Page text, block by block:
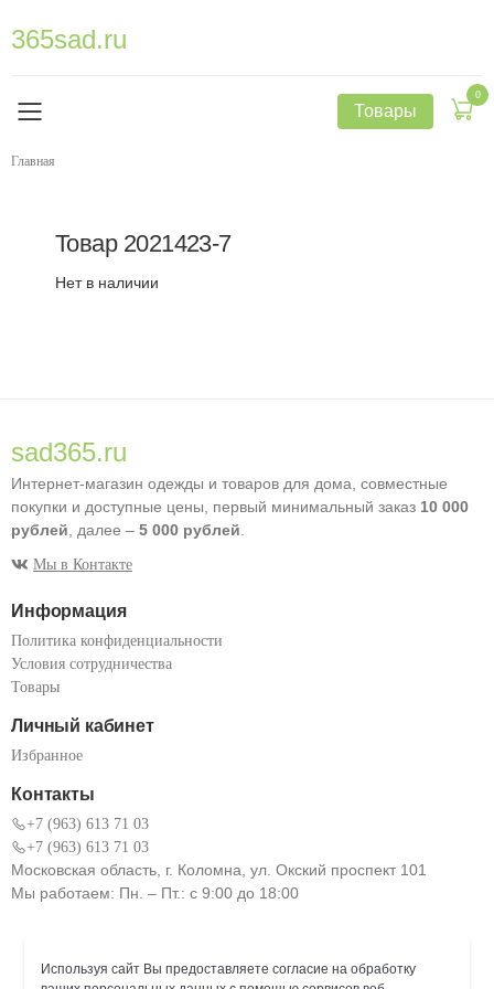
365sad.ru
Товары
0
Главная
Товар 2021423-7
Нет в наличии
sad365.ru
Интернет-магазин одежды и товаров для дома, совместные
покупки и доступные цены, первый минимальный заказ 10 000
рублей , далее – 5 000 рублей
Мы в Контакте
Информация
Политика конфиденциальности
Условия сотрудничества
Товары
Личный кабинет
Избранное
Контакты
+7 (963) 613 71 03
+7 (963) 613 71 03
Московская область, г. Коломна, ул. Окский проспект 101
Мы работаем: Пн. – Пт.: с 9:00 до 18:00
Используя сайт Вы предоставляете согласие на обработку